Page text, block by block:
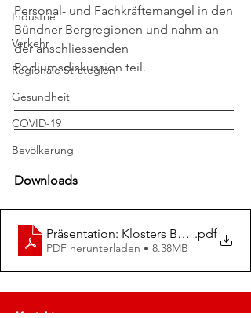
Industrie
Verkehr
Regionale Strategien
Gesundheit
COVID-19
Bevölkerung
Personal- und Fachkräftemangel in den
Bündner Bergregionen und nahm an
der anschliessenden
Podiumsdiskussion teil.
___________________________________
___________________________________
____________
Downloads
Präsentation: Klosters .pdf
PDF herunterladen • 8.38MB